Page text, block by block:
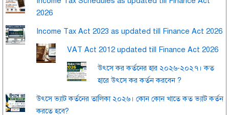
2026
Income Tax Act 2023 as updated till Finance Act 2026
VAT Act 2012 updated till Finance Act 2026
উৎসে কর কর্তনের হার ২০২৬-২০২৭। কত
হারে উৎসে কর কর্তন করবেন ?
উৎসে ভ্যাট কর্তনের তালিকা ২০২৬। কোন কোন খাতে কত ভ্যাট কর্তন
করতে হবে?